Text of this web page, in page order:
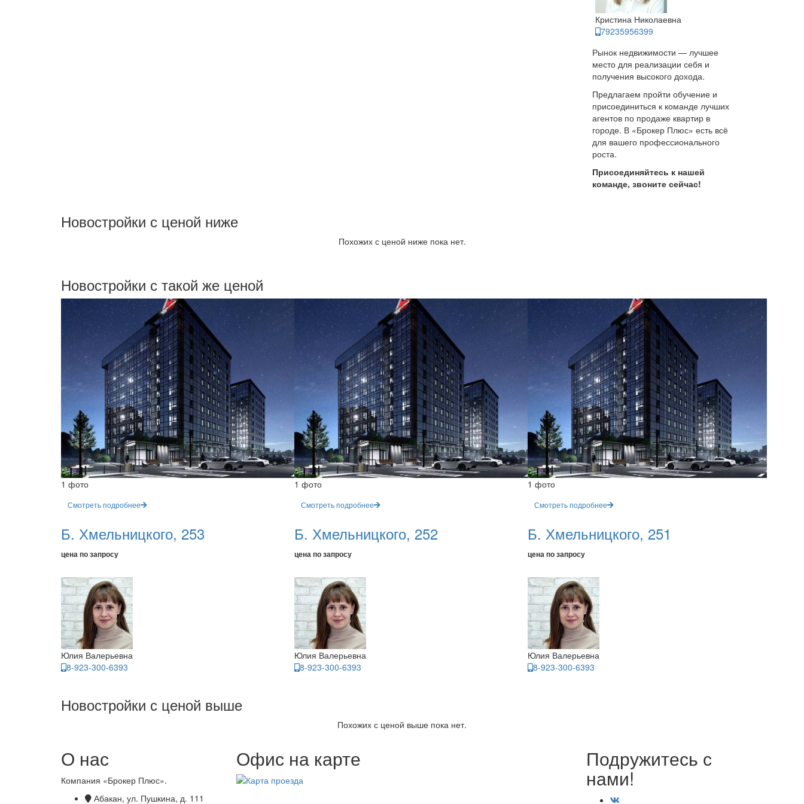
Кристина Николаевна
79235956399
Рынок недвижимости — лучшее
место для реализации себя и
получения высокого дохода.
Предлагаем пройти обучение и
присоединиться к команде лучших
агентов по продаже квартир в
городе. В «Брокер Плюс» есть всё
для вашего профессионального
роста.
Присоединяйтесь к нашей
команде, звоните сейчас!
Новостройки с ценой ниже
Похожих с ценой ниже пока нет.
Новостройки с такой же ценой
1 фото
Смотреть подробнее
Б. Хмельницкого, 253
цена по запросу
Юлия Валерьевна
8-923-300-6393
1 фото
Смотреть подробнее
Б. Хмельницкого, 252
цена по запросу
Юлия Валерьевна
8-923-300-6393
1 фото
Смотреть подробнее
Б. Хмельницкого, 251
цена по запросу
Юлия Валерьевна
8-923-300-6393
Новостройки с ценой выше
Похожих с ценой выше пока нет.
О нас
Компания «Брокер Плюс».
Абакан, ул. Пушкина, д. 111
Офис на карте Подружитесь с
нами!